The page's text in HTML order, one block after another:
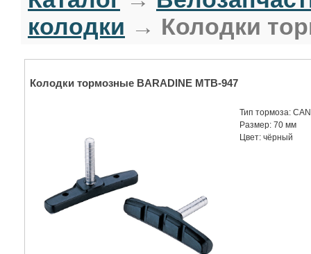
колодки → Колодки
Колодки тормозные BARADINE MTB-947
Тип тормоза:
Размер: 70 мм
Цвет: чёрный